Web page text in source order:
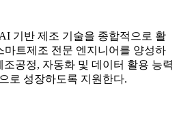
기반 제조 기술을 종합적으로 활
마트제조 전문 엔지니어를 양성하
공정, 자동화 및 데이터 활용 능력
로 성장하도록 지원한다.